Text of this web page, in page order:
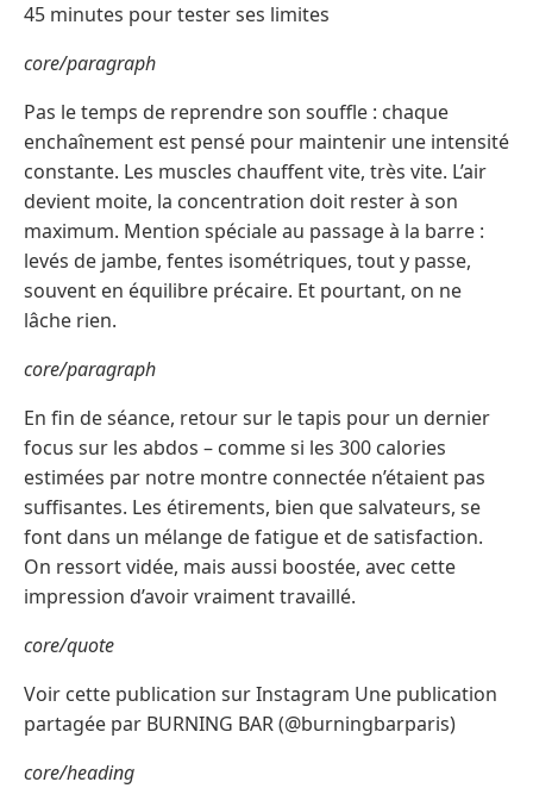
45 minutes pour tester ses limites
core/paragraph
Pas le temps de reprendre son souffle : chaque
enchaînement est pensé pour maintenir une intensité
constante. Les muscles chauffent vite, très vite. L’air
devient moite, la concentration doit rester à son
maximum. Mention spéciale au passage à la barre :
levés de jambe, fentes isométriques, tout y passe,
souvent en équilibre précaire. Et pourtant, on ne
lâche rien.
core/paragraph
En fin de séance, retour sur le tapis pour un dernier
focus sur les abdos – comme si les 300 calories
estimées par notre montre connectée n’étaient pas
suffisantes. Les étirements, bien que salvateurs, se
font dans un mélange de fatigue et de satisfaction.
On ressort vidée, mais aussi boostée, avec cette
impression d’avoir vraiment travaillé.
core/quote
Voir cette publication sur Instagram Une publication
partagée par BURNING BAR (@burningbarparis)
core/heading